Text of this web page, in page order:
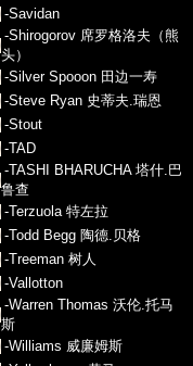
-Savidan
-Shirogorov 席罗格洛夫（熊
头）
-Silver Spooon 田边一寿
-Steve Ryan 史蒂夫.瑞恩
-Stout
-TAD
-TASHI BHARUCHA 塔什.巴
鲁查
-Terzuola 特左拉
-Todd Begg 陶德.贝格
-Treeman 树人
-Vallotton
-Warren Thomas 沃伦.托马
斯
-Williams 威廉姆斯